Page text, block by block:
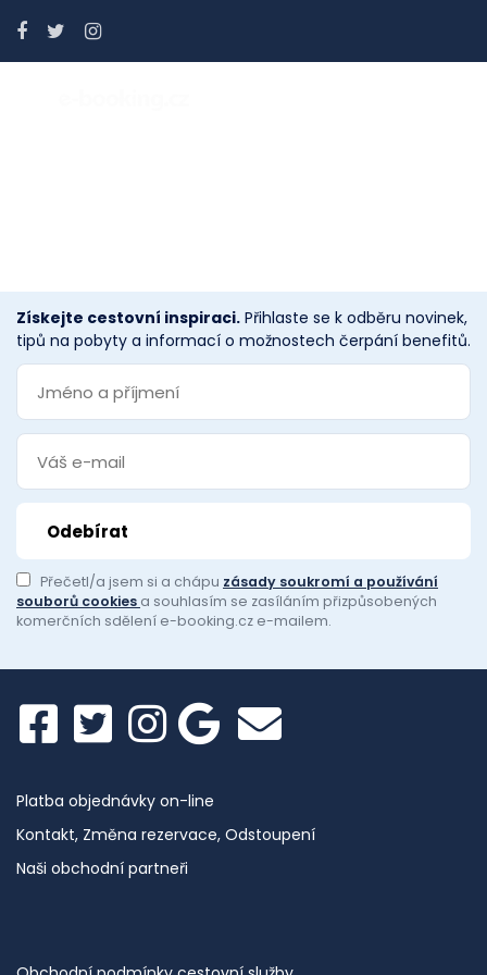
Získejte cestovní inspiraci. Přihlaste se k odběru novinek,
tipů na pobyty a informací o možnostech čerpání benefitů.
Přečetl/a jsem si a chápu zásady soukromí a používání
souborů cookies a souhlasím se zasíláním přizpůsobených
komerčních sdělení e-booking.cz e-mailem.
Platba objednávky on-line
Kontakt, Změna rezervace, Odstoupení
Naši obchodní partneři